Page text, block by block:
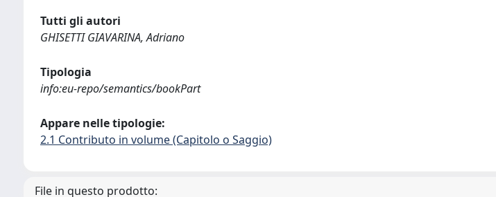
Tutti gli autori
GHISETTI GIAVARINA, Adriano
Tipologia
info:eu-repo/semantics/bookPart
Appare nelle tipologie:
2.1 Contributo in volume (Capitolo o Saggio)
File in questo prodotto: